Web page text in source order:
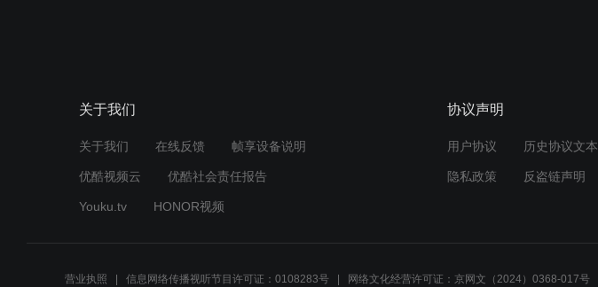
关于我们
关于我们 在线反馈 帧享设备说明
优酷视频云 优酷社会责任报告
Youku.tv HONOR视频
协议声明
用户协议 历史协议文本
隐私政策 反盗链声明
营业执照 信息网络传播视听节目许可证：0108283号 网络文化经营许可证：京网文（2024）0368-017号